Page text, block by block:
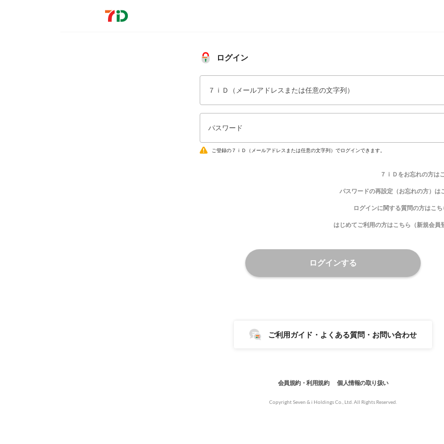
ログイン
７ｉＤ（メールアドレスまたは任意の文字列）
パスワード
ご登録の７ｉＤ（メールアドレスまたは任意の文字列）でログインできます。
７ｉＤをお忘れの方は
パスワードの再設定（お忘れの方）は
ログインに関する質問の方はこち
はじめてご利用の方はこちら（新規会員
ログインする
ご利用ガイド・よくある質問・お問い合わせ
会員規約・利用規約 個人情報の取り扱い
Copyright Seven & i Holdings Co., Ltd. All Rights Reserved.